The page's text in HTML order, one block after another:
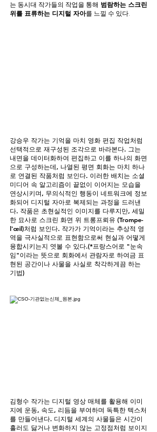
는 동시대 작가들의 작업을 통해 범람하는 스크린
위를 표류하는 디지털 자아를 느낄 수 있다.
강승우 작가는 기억을 마치 영화 편집 작업처럼
선택적으로 재구성된 조각으로 바라본다. 그는
내면을 데이터화하여 편집하고 이를 하나의 화면
으로 구성하는데, 나열된 평면 회화는 마치 하나
로 연결된 작품처럼 보인다. 이러한 배치는 소셜
미디어 속 알고리즘이 끝없이 이어지는 모습을
연상시키며, 무의식적인 행동이 네트워크에 정보
화되어 디지털 자아로 복제되는 과정을 드러낸
다. 작품은 초현실적인 이미지를 다루지만, 세밀
한 묘사로 스크린 화면 위 트롱프뢰유 (Trompe-
l'œil)처럼 보인다. 작가가 기억이라는 추상적 영
역을 극사실적으로 표현함으로써 현실과 어떻게
융합시키는지 엿볼 수 있다.(*프랑스어로 "눈속
임"이라는 뜻으로 회화에서 관람자로 하여금 표
현된 공간이나 사물을 사실로 착각하게끔 하는
기법)
김형수 작가는 디지털 영상 매체를 활용해 이미
지에 운동, 속도, 리듬을 부여하며 독특한 텍스처
를 만들어낸다. 디지털 세계의 사물들은 시간이
흘러도 닳거나 변화하지 않는 고정점처럼 보이지